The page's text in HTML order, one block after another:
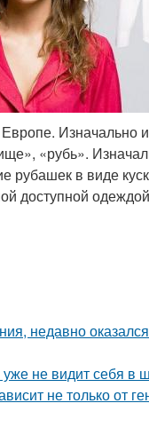
Изначально
«рубь».
в виде
доступной
недавно
не видит себя в
не только от